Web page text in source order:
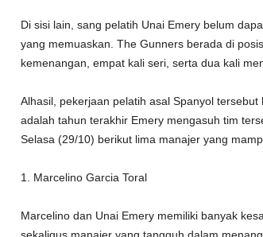
Di sisi lain, sang pelatih Unai Emery belum
yang memuaskan. The Gunners berada di
kemenangan, empat kali seri, serta dua kali
Alhasil, pekerjaan pelatih asal Spanyol
adalah tahun terakhir Emery mengasuh tim
Selasa (29/10) berikut lima manajer yang
1. Marcelino Garcia Toral
Marcelino dan Unai Emery memiliki banyak